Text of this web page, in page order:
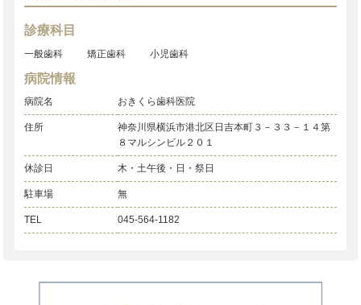
診療科目
一般歯科 矯正歯科 小児歯科
病院情報
病院名 おきくら歯科医院
住所
神奈川県横浜市港北区日吉本町３－３３－１４第
８マルシンビル２０１
休診日 木・土午後・日・祭日
駐車場 無
TEL 045-564-1182